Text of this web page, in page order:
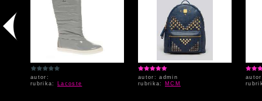
autor:
rubrika: Lacoste
autor: admin
rubrika: MCM